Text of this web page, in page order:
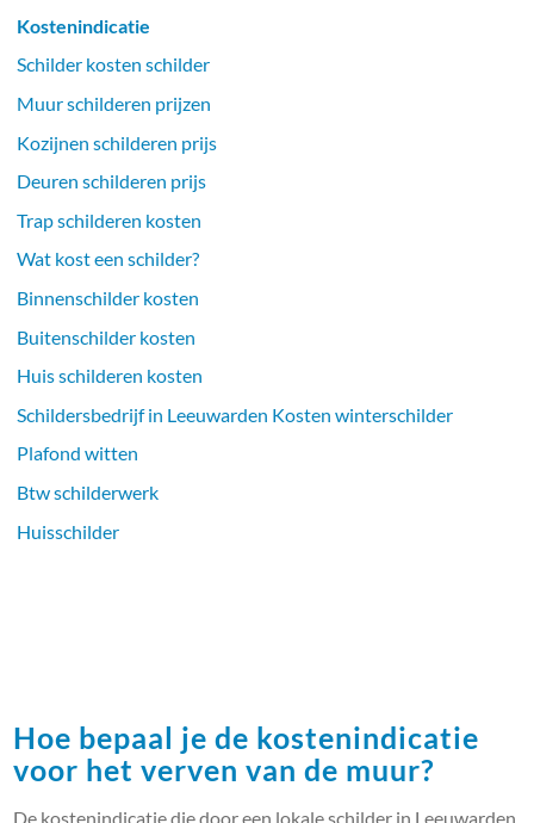
Kostenindicatie
Schilder kosten schilder
Muur schilderen prijzen
Kozijnen schilderen prijs
Deuren schilderen prijs
Trap schilderen kosten
Wat kost een schilder?
Binnenschilder kosten
Buitenschilder kosten
Huis schilderen kosten
Schildersbedrijf in Leeuwarden Kosten winterschilder
Plafond witten
Btw schilderwerk
Huisschilder
Hoe bepaal je de kostenindicatie
voor het verven van de muur?
De kostenindicatie die door een lokale schilder in Leeuwarden